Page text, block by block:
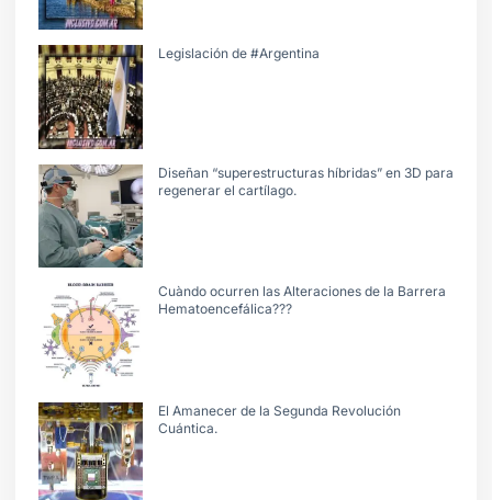
Legislación de #Argentina
Diseñan “superestructuras híbridas” en 3D para
regenerar el cartílago.
Cuàndo ocurren las Alteraciones de la Barrera
Hematoencefálica???
El Amanecer de la Segunda Revolución
Cuántica.